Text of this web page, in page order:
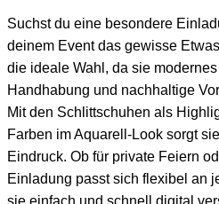
Suchst du eine besondere
deinem Event das gewisse
die ideale Wahl, da sie
Handhabung und nachhaltige
Mit den Schlittschuhen als
Farben im Aquarell-Look sorgt
Eindruck. Ob für private Feiern
Einladung passt sich flexibel an
sie einfach und schnell digital